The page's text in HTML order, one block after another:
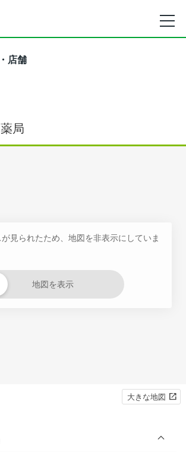
店舗
局
見られたため、地図を非表示にしていま
地図を表示
大きな地図